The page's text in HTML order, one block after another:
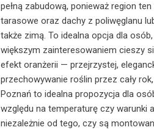
pełną zabudową, ponieważ region
tarasowe oraz dachy z poliwęglanu
także zimą. To idealna opcja dla
większym zainteresowaniem cieszy
efekt oranżerii — przejrzystej,
przechowywanie roślin przez cały
Poznań to idealna propozycja dla
względu na temperaturę czy warunki
niezależnie od tego, czy są